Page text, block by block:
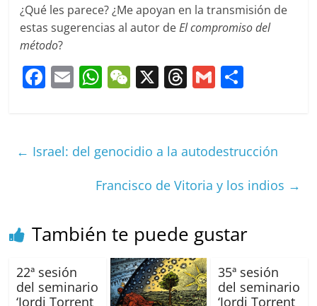
¿Qué les parece? ¿Me apoyan en la transmisión de
estas sugerencias al autor deEl compromiso del
método?
F
e
k
E
l
W
s
p
W
h
X T
a
s
G
l p
tir
← Israel: del genocidio a la autodestrucción
Francisco de Vitoria y los indios →
También te puede gustar
22ª sesión
del seminario
‘Jordi Torrent
35ª sesión
del seminario
‘Jordi Torrent